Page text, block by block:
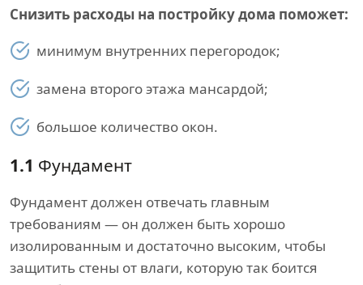
Снизить расходы на постройку дома поможет:
минимум внутренних перегородок;
замена второго этажа мансардой;
большое количество окон.
1.1 Фундамент
Фундамент должен отвечать главным
требованиям — он должен быть хорошо
изолированным и достаточно высоким, чтобы
защитить стены от влаги, которую так боится